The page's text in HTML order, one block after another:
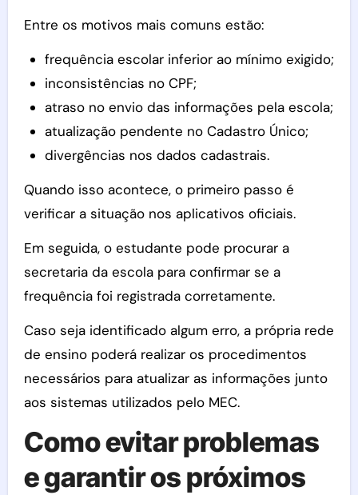
Entre os motivos mais comuns estão:
frequência escolar inferior ao mínimo exigido;
inconsistências no CPF;
atraso no envio das informações pela escola;
atualização pendente no Cadastro Único;
divergências nos dados cadastrais.
Quando isso acontece, o primeiro passo é
verificar a situação nos aplicativos oficiais.
Em seguida, o estudante pode procurar a
secretaria da escola para confirmar se a
frequência foi registrada corretamente.
Caso seja identificado algum erro, a própria rede
de ensino poderá realizar os procedimentos
necessários para atualizar as informações junto
aos sistemas utilizados pelo MEC.
Como evitar problemas
e garantir os próximos